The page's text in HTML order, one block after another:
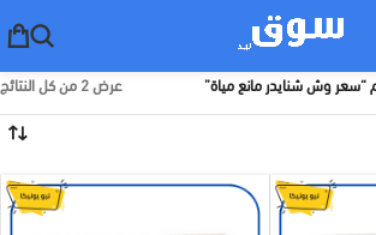
وش شنايدر مانع مياة”
عرض ⁦2⁩ من كل النتائج